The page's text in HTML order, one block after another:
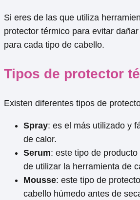
Si eres de las que utiliza
protector térmico para evitar
para cada tipo de cabello.
Tipos de protector
Existen diferentes tipos de
Spray: es el más utilizado y
de calor.
Serum: este tipo de
de utilizar la herramienta de
Mousse: este tipo de
cabello húmedo antes de